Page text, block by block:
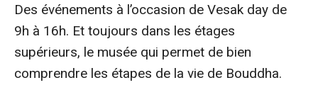
Des événements à l’occasion de Vesak day de
9h à 16h. Et toujours dans les étages
supérieurs, le musée qui permet de bien
comprendre les étapes de la vie de Bouddha.